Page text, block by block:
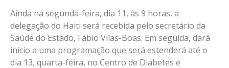
Ainda na segunda-feira, dia 11, às 9 horas, a
delegação do Haiti será recebida pelo secretário da
Saúde do Estado, Fábio Vilas-Boas. Em seguida, dará
início a uma programação que será estenderá até o
dia 13, quarta-feira, no Centro de Diabetes e